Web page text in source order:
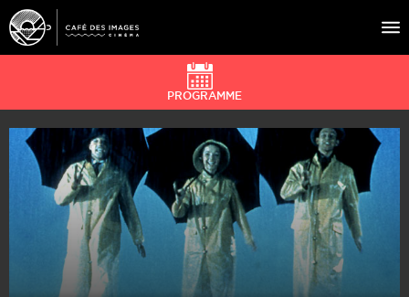
À L’AFFICHE
ÉVÉNEMENTS
CAFÉ DU CINÉ
PRATIQUE
ÉDUCATION AUX IMAGES
PROGRAMME